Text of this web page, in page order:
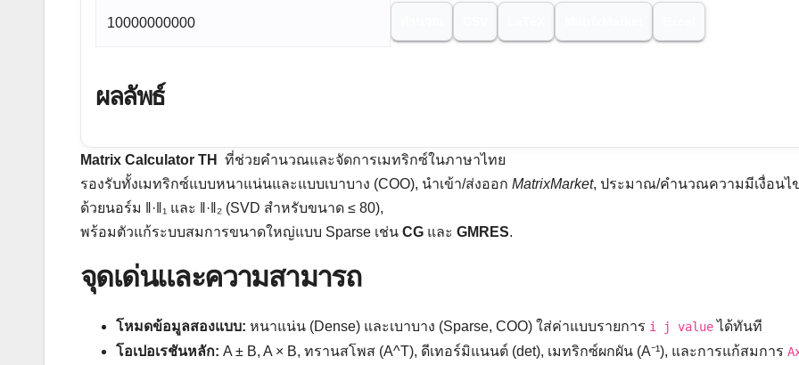
ผลลัพธ์
Matrix Calculator TH
ที่ช่วยคำนวณและจัดการเมทริกซ์ในภาษาไทย
รองรับทั้งเมทริกซ์แบบหนาแน่นและแบบเบาบาง (COO), นำเข้า/ส่งออก MatrixMarket, ประมาณ/คำนวณความมีเงื่อนไ
ด้วยนอร์ม ‖·‖₁ และ ‖·‖₂ (SVD สำหรับขนาด ≤ 80),
พร้อมตัวแก้ระบบสมการขนาดใหญ่แบบ Sparse เช่น CG และ GMRES.
จุดเด่นและความสามารถ
โหมดข้อมูลสองแบบ: หนาแน่น (Dense) และเบาบาง (Sparse, COO) ใส่ค่าแบบรายการ i j valueได้ทันที
โอเปอเรชันหลัก: A ± B, A × B, ทรานสโพส (A^T), ดีเทอร์มิแนนต์ (det), เมทริกซ์ผกผัน (A⁻¹), และการแก้สมการ